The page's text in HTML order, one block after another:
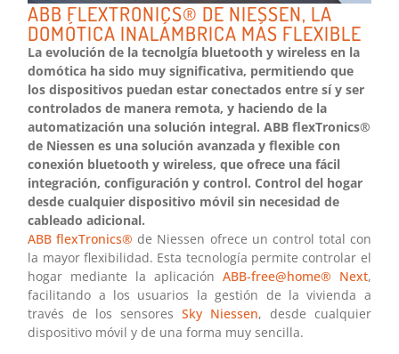
ABB FLEXTRONICS® DE NIESSEN, LA
DOMÓTICA INALÁMBRICA MÁS FLEXIBLE
La evolución de la tecnolgía bluetooth y wireless en la
domótica ha sido muy significativa, permitiendo que
los dispositivos puedan estar conectados entre sí y ser
controlados de manera remota, y haciendo de la
automatización una solución integral. ABB flexTronics®
de Niessen es una solución avanzada y flexible con
conexión bluetooth y wireless, que ofrece una fácil
integración, configuración y control. Control del hogar
desde cualquier dispositivo móvil sin necesidad de
cableado adicional.
ABB flexTronics® de Niessen ofrece un control total con
la mayor flexibilidad. Esta tecnología permite controlar el
hogar mediante la aplicación ABB-free@home® Next,
facilitando a los usuarios la gestión de la vivienda a
través de los sensores Sky Niessen, desde cualquier
dispositivo móvil y de una forma muy sencilla.